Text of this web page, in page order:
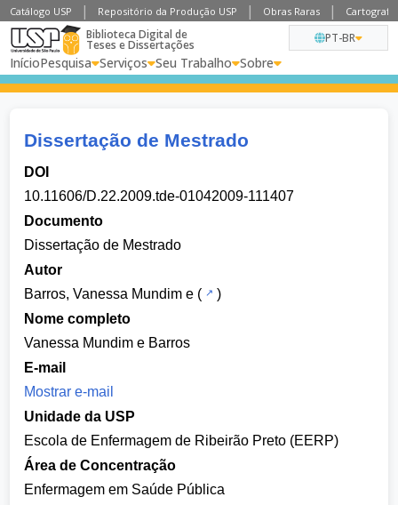
Catálogo USP Repositório da Produção USP Obras Raras
Biblioteca Digital de
Teses e Dissertações
InícioPesquisa Serviços Seu Trabalho Sobre
PT-BR
Dissertação de Mestrado
DOI
10.11606/D.22.2009.tde-01042009-111407
Documento
Dissertação de Mestrado
Autor
Barros, Vanessa Mundim e (
)
Nome completo
Vanessa Mundim e Barros
E-mail
Mostrar e-mail
Unidade da USP
Escola de Enfermagem de Ribeirão Preto (EERP)
Área de Concentração
Enfermagem em Saúde Pública